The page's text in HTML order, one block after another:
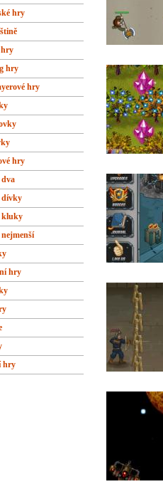
hry
hry
hry
hry
hry
kluky
hry
hry